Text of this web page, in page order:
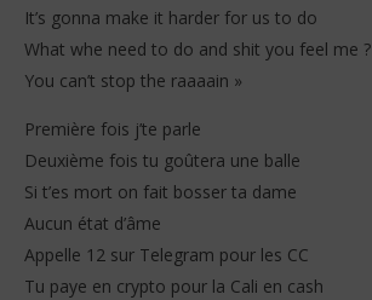
It’s gonna make it harder for us to do
What whe need to do and shit you feel me ?
You can’t stop the raaaain »
Première fois j’te parle
Deuxième fois tu goûtera une balle
Si t’es mort on fait bosser ta dame
Aucun état d’âme
Appelle 12 sur Telegram pour les CC
Tu paye en crypto pour la Cali en cash